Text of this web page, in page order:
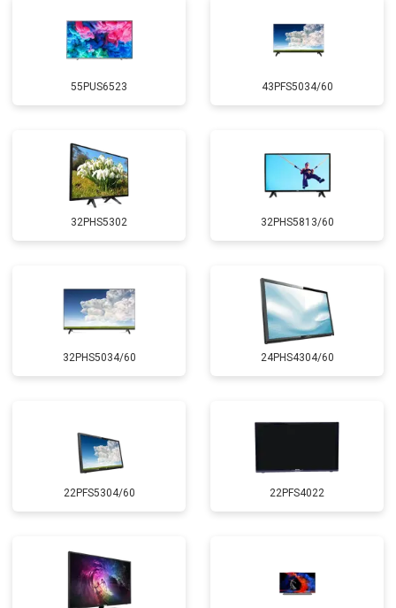
55PUS6523 43PFS5034/60
32PHS5302 32PHS5813/60
32PHS5034/60 24PHS4304/60
22PFS5304/60 22PFS4022